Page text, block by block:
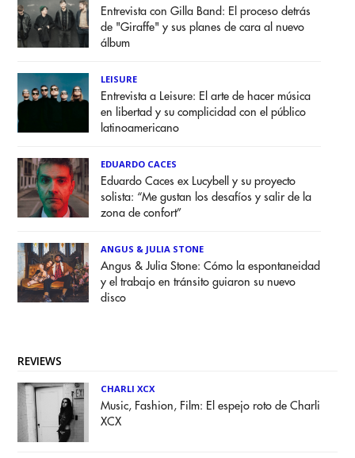
Entrevista con Gilla Band: El proceso detrás
de "Giraffe" y sus planes de cara al nuevo
álbum
LEISURE
Entrevista a Leisure: El arte de hacer música
en libertad y su complicidad con el público
latinoamericano
EDUARDO CACES
Eduardo Caces ex Lucybell y su proyecto
solista: “Me gustan los desafíos y salir de la
zona de confort”
ANGUS & JULIA STONE
Angus & Julia Stone: Cómo la espontaneidad
y el trabajo en tránsito guiaron su nuevo
disco
REVIEWS
CHARLI XCX
Music, Fashion, Film: El espejo roto de Charli
XCX